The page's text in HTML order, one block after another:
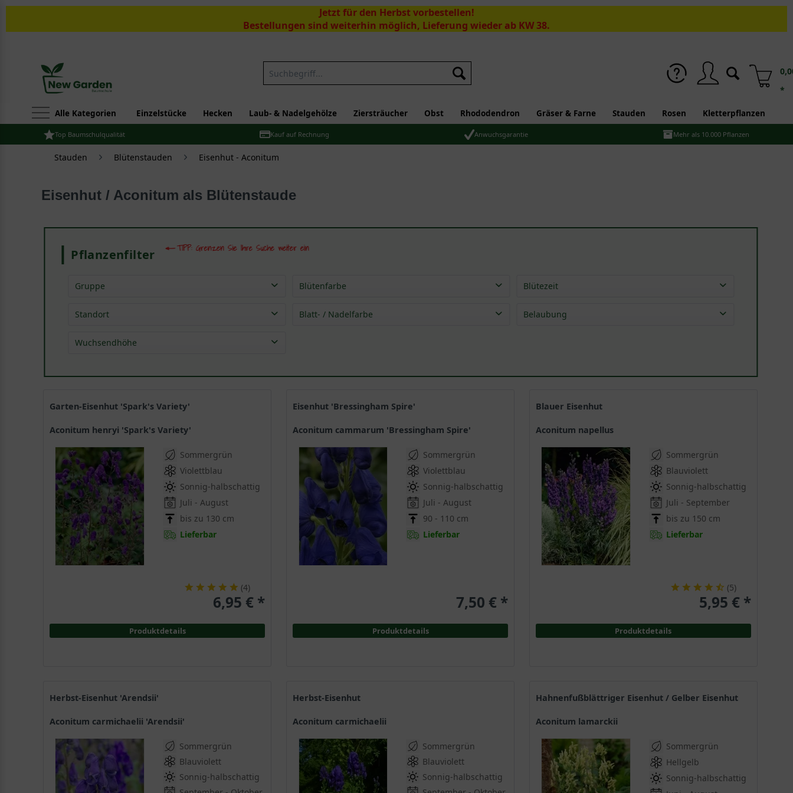
Jetzt für den Herbst vorbestellen!
Bestellungen sind weiterhin möglich, Lieferung wieder ab KW 38.
Suchen
*
Alle Kategorien Einzelstücke Hecken Laub- & Nadelgehölze Ziersträucher Obst Rhododendron Gräser & Farne Stauden Rosen Kletterpflanzen
Top Baumschulqualität Kauf auf Rechnung Anwuchsgarantie Mehr als 10.000 Pflanzen
Stauden Blütenstauden Eisenhut - Aconitum
Eisenhut / Aconitum als Blütenstaude
Pflanzenfilter
Gruppe
Blütenstauden
Rabattenstauden
Schnittstauden(10)
Blütenfarbe
blau(6)
rosa(1)
weiß(3)
Blütezeit
Mai(1)
Sep(5)
Standort Blatt- / Nadelfarbe Belaubung
Wuchsendhöhe
1,30 - 2,00 m
Blauer Eisenhut
Aconitum napellus
Sommergrün
Blauviolett
Sonnig-halbschattig
Juli - September
bis zu 150 cm
Lieferbar
(5)
5,95 € *
Produktdetails
Eisenhut 'Bressingham Spire'
Aconitum cammarum 'Bressingham Spire'
Sommergrün
Violettblau
Sonnig-halbschattig
Juli - August
90 - 110 cm
Lieferbar
7,50 € *
Produktdetails
Garten-Eisenhut 'Spark's Variety'
Aconitum henryi 'Spark's Variety'
Sommergrün
Violettblau
Sonnig-halbschattig
Juli - August
bis zu 130 cm
Lieferbar
(4)
6,95 € *
Produktdetails
Hahnenfußblättriger Eisenhut / Gelber Eisenhut
Aconitum lamarckii
Sommergrün
Hellgelb
Sonnig-halbschattig
Herbst-Eisenhut
Aconitum carmichaelii
Sommergrün
Blauviolett
Sonnig-halbschattig
Herbst-Eisenhut 'Arendsii'
Aconitum carmichaelii 'Arendsii'
Sommergrün
Blauviolett
Sonnig-halbschattig